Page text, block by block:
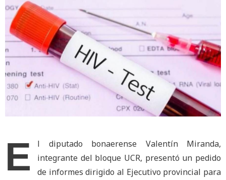
E
l diputado bonaerense Valentín Miranda,
integrante del bloque UCR, presentó un pedido
de informes dirigido al Ejecutivo provincial para